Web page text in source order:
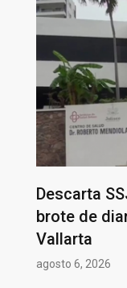
Descarta
brote de
Vallarta
agosto 6, 2026